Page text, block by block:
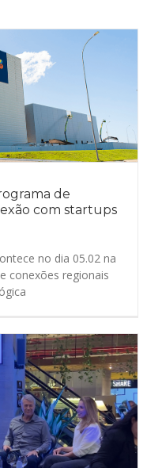
de
com startups
no dia 05.02 na
conexões regionais